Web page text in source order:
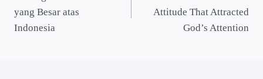
yang Besar atas
Indonesia
Attitude That Attracted
God’s Attention